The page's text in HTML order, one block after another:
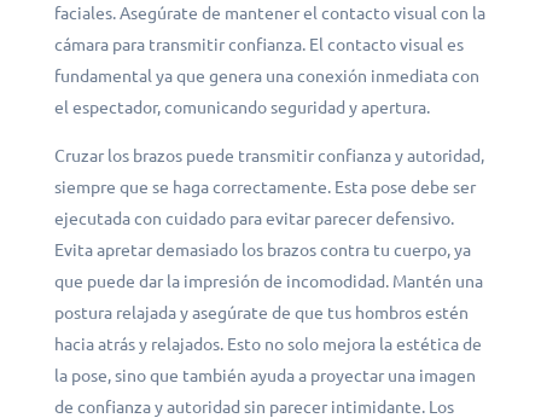
faciales. Asegúrate de mantener el contacto visual con la
cámara para transmitir confianza. El contacto visual es
fundamental ya que genera una conexión inmediata con
el espectador, comunicando seguridad y apertura.
Cruzar los brazos puede transmitir confianza y autoridad,
siempre que se haga correctamente. Esta pose debe ser
ejecutada con cuidado para evitar parecer defensivo.
Evita apretar demasiado los brazos contra tu cuerpo, ya
que puede dar la impresión de incomodidad. Mantén una
postura relajada y asegúrate de que tus hombros estén
hacia atrás y relajados. Esto no solo mejora la estética de
la pose, sino que también ayuda a proyectar una imagen
de confianza y autoridad sin parecer intimidante. Los